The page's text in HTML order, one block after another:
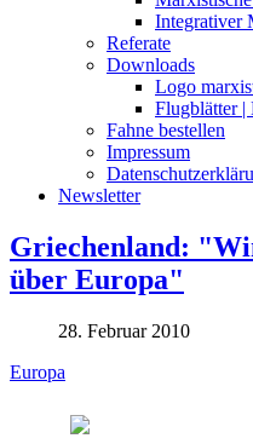
Integrativer
Referate
Downloads
Logo
Flugblätter |
Fahne bestellen
Impressum
Newsletter
Griechenland:
über Europa"
28. Februar 2010
Europa